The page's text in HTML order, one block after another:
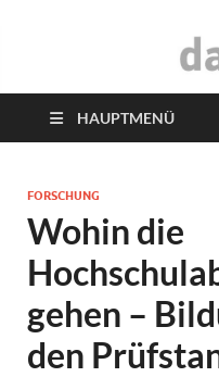
das
HAUPTMENÜ
FORSCHUNG
Wohin die
gehen –
den